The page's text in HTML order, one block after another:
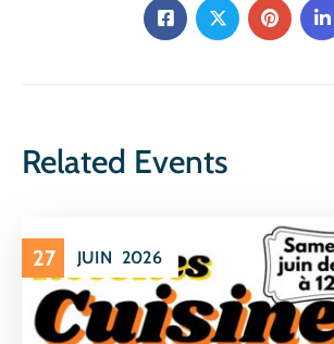
Related Events
27 JUIN 2026